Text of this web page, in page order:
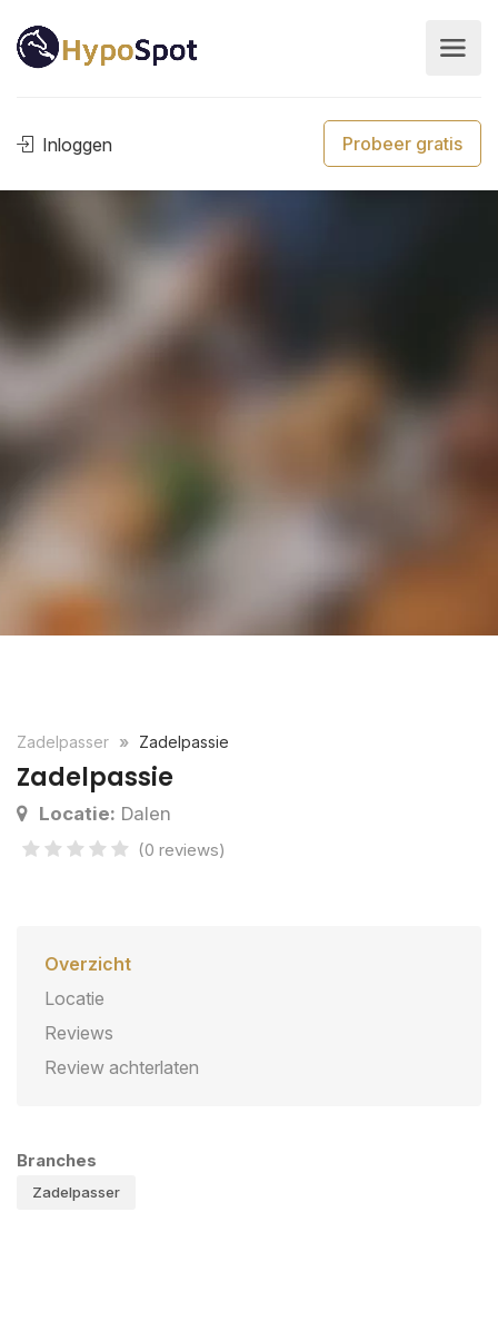
Inloggen Probeer gratis
Zadelpasser Zadelpassie
Zadelpassie
Locatie: Dalen
(0 reviews)
Overzicht
Locatie
Reviews
Review achterlaten
Branches
Zadelpasser